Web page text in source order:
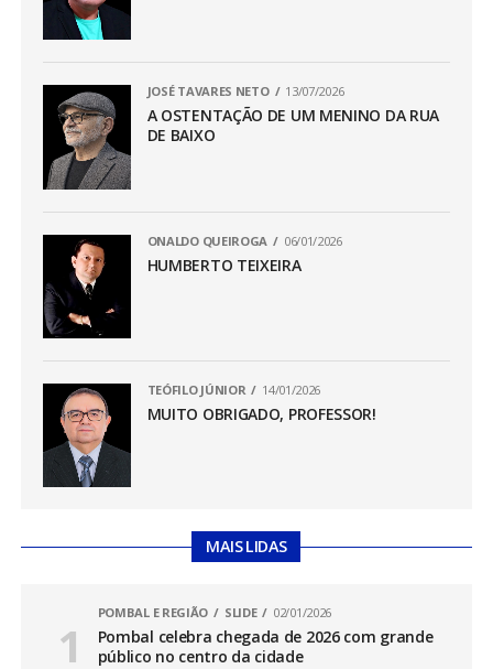
JOSÉ TAVARES NETO 13/07/2026
A OSTENTAÇÃO DE UM MENINO DA RUA
DE BAIXO
ONALDO QUEIROGA 06/01/2026
HUMBERTO TEIXEIRA
TEÓFILO JÚNIOR 14/01/2026
MUITO OBRIGADO, PROFESSOR!
MAIS LIDAS
POMBAL E REGIÃO SLIDE 02/01/2026
Pombal celebra chegada de 2026 com grande
público no centro da cidade